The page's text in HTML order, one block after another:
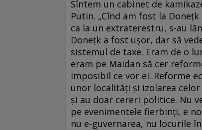
Sîntem un cabinet de
Putin. „Cînd am fost la
ca la un extraterestru, s-au
Doneţk a fost uşor, dar să
sistemul de taxe. Eram de o
eram pe Maidan să cer
imposibil ce vor ei. Reforme
unor localităţi şi izolarea
şi au doar cereri politice. Nu
pe evenimentele fierbinţi, e
nu e-guvernarea, nu locurile